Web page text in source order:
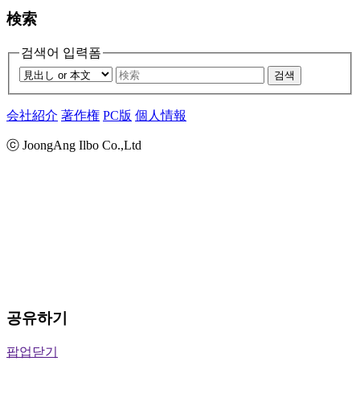
検索
검색어 입력폼
검색
会社紹介 著作権 PC版 個人情報
ⓒ JoongAng Ilbo Co.,Ltd
공유하기
팝업닫기